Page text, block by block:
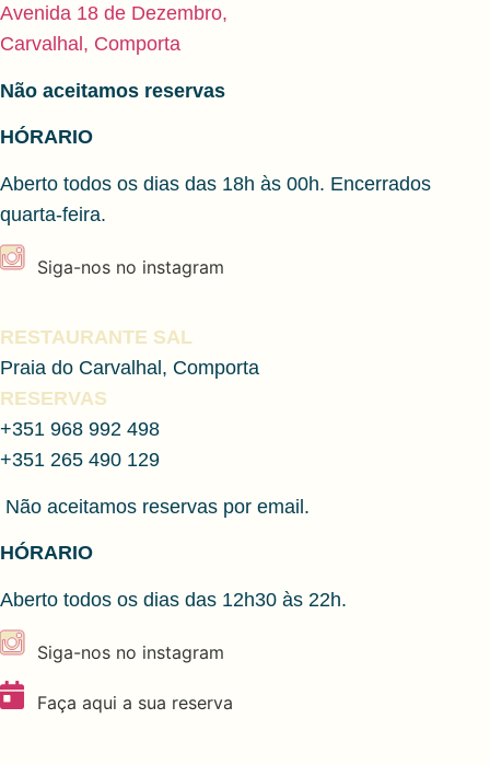
Avenida 18 de Dezembro,
Carvalhal, Comporta
Não aceitamos reservas
HÓRARIO
Aberto todos os dias das 18h às 00h. Encerrados
quarta-feira.
Siga-nos no instagram
RESTAURANTE SAL
Praia do Carvalhal, Comporta
RESERVAS
+351 968 992 498
+351 265 490 129
Não aceitamos reservas por email.
HÓRARIO
Aberto todos os dias das 12h30 às 22h.
Siga-nos no instagram
Faça aqui a sua reserva